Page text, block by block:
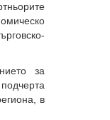
за
в